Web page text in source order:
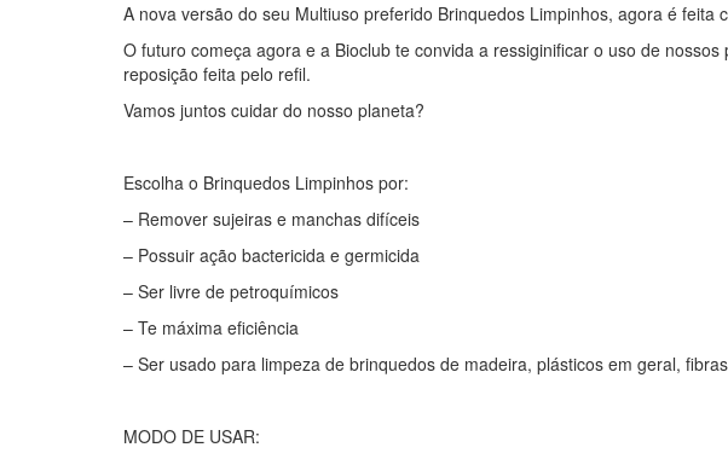
A nova versão do seu Multiuso preferido Brinquedos Limpinhos, agora é
O futuro começa agora e a Bioclub te convida a ressiginificar o uso de
reposição feita pelo refil.
Vamos juntos cuidar do nosso planeta?
Escolha o Brinquedos Limpinhos por:
– Remover sujeiras e manchas difíceis
– Possuir ação bactericida e germicida
– Ser livre de petroquímicos
– Te máxima eficiência
– Ser usado para limpeza de brinquedos de madeira, plásticos em geral,
MODO DE USAR: